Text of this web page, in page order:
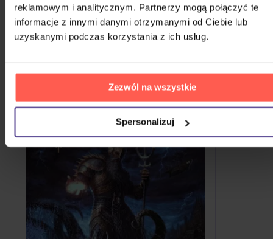
reklamowym i analitycznym. Partnerzy mogą połączyć te
informacje z innymi danymi otrzymanymi od Ciebie lub
uzyskanymi podczas korzystania z ich usług.
Zezwól na wszystkie
Spersonalizuj
17 -
Że ten głos przypadł wam do gustu? Nie dziwimy się.
Sprawdźcie, co jeszcze możecie sobie pozwolić.